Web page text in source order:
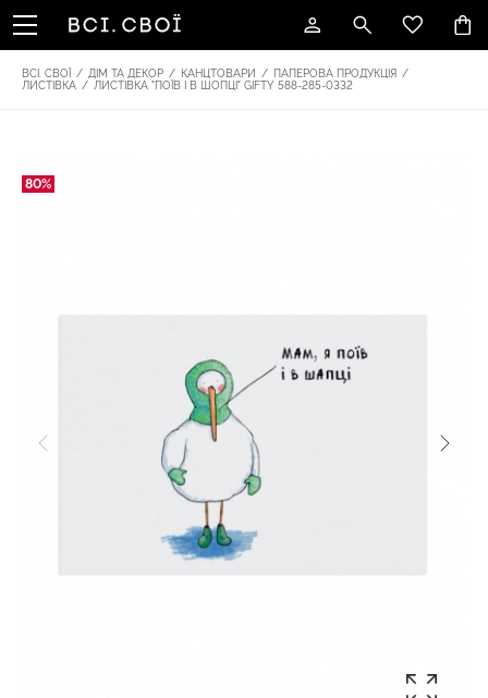
ВСІ. СВОЇ / ДІМ ТА ДЕКОР / КАНЦТОВАРИ / ПАПЕРОВА ПРОДУКЦІЯ
/
ЛИСТІВКА / ЛИСТІВКА "ПОЇВ І В ШОПЦІ" GIFTY 588-285-0332
80%